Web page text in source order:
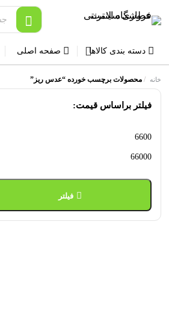
دسته بندی کالاها صفحه اصلی
خانه /محصولات برچسب خورده “عدس ریز”
فیلتر براساس قیمت:
حداقل
قیمت
حداکثر
قیمت
فیلتر